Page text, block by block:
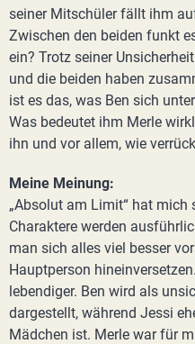
seiner Mitschüler fällt ihm
Zwischen den beiden funkt
ein? Trotz seiner
und die beiden haben
ist es das, was Ben sich
Was bedeutet ihm Merle
ihn und vor allem, wie
Meine Meinung:
„Absolut am Limit“ hat mich
Charaktere werden
man sich alles viel besser
Hauptperson
lebendiger. Ben wird als
dargestellt, während Jessi
Mädchen ist. Merle war für